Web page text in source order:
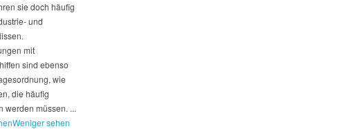
sie doch häufig
und
mit
sind ebenso
wie
die häufig
werden müssen. ...
Weniger sehen